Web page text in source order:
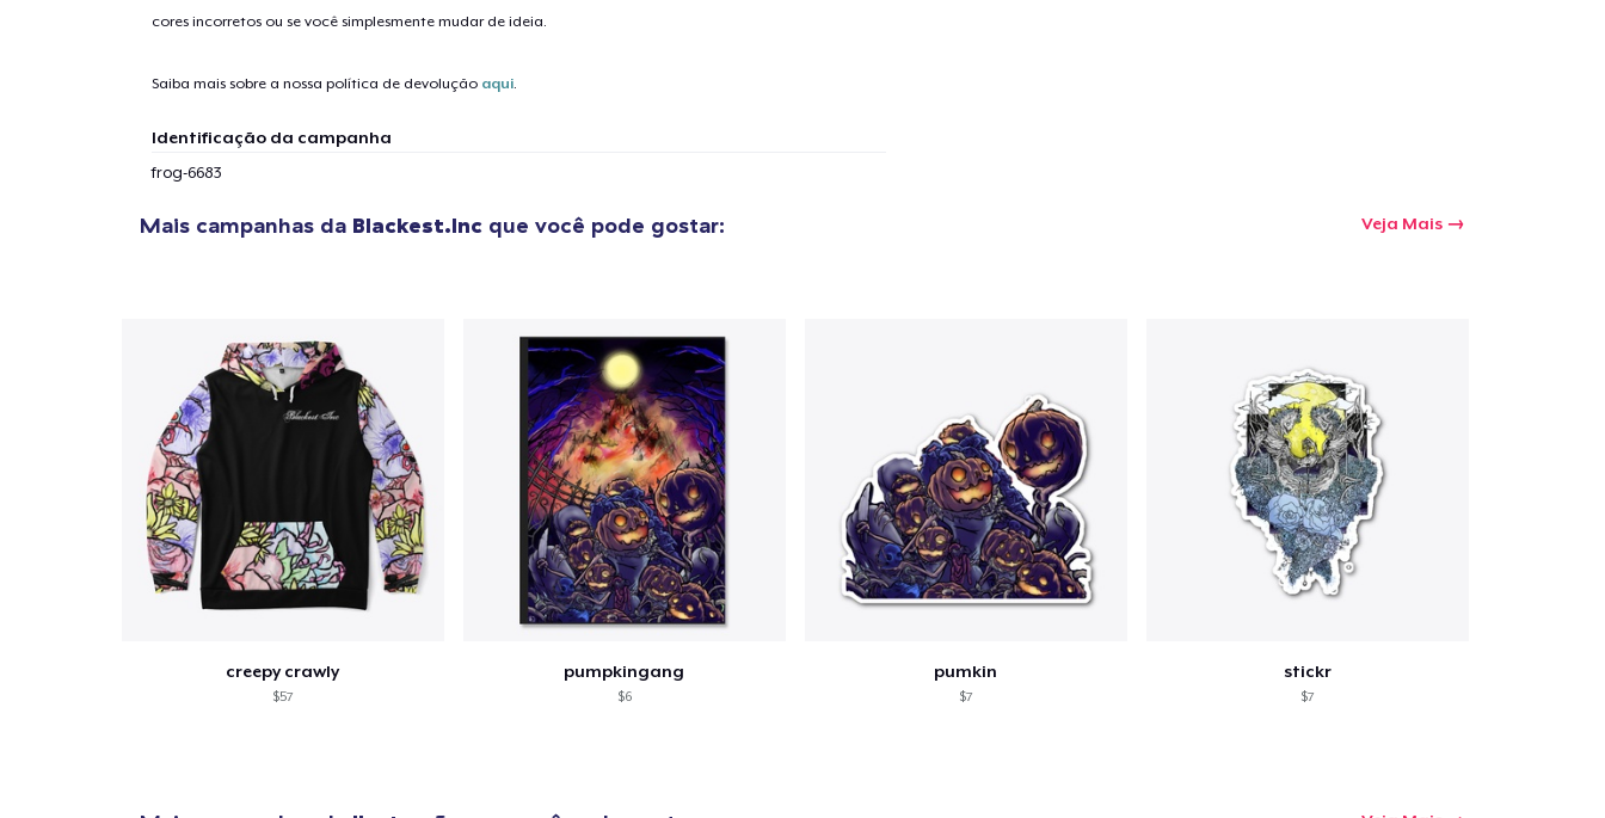
cores incorretos ou se você simplesmente mudar de ideia.
Saiba mais sobre a nossa política de devolução aqui.
Identificação da campanha
frog-6683
Mais campanhas da Blackest.Inc que você pode gostar: Veja Mais
creepy crawly
$57
pumpkingang
$6
pumkin
$7
stickr
$7